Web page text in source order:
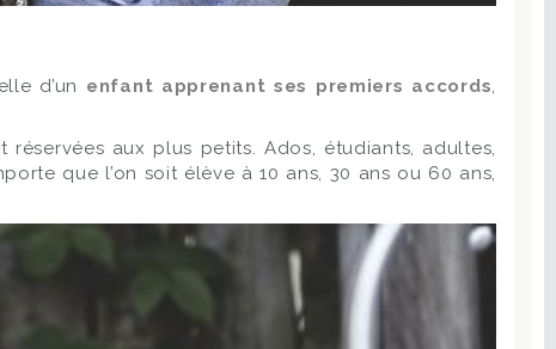
d’un enfant apprenant ses premiers accords,
aux plus petits. Ados, étudiants, adultes,
que l’on soit élève à 10 ans, 30 ans ou 60 ans,